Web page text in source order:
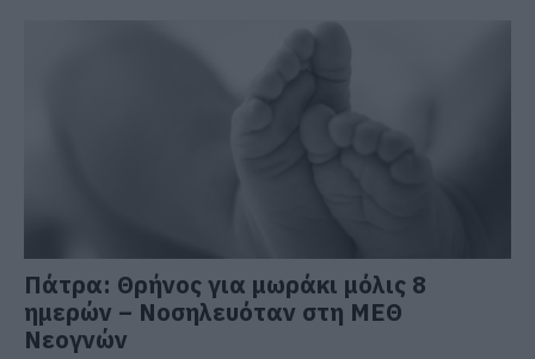
Πάτρα: Θρήνος για μωράκι μόλις 8
ημερών – Νοσηλευόταν στη ΜΕΘ
Νεογνών